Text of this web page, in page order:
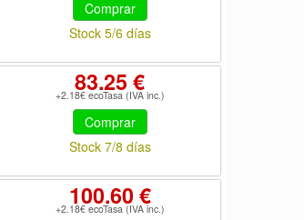
Comprar
Stock 5/6 días
83.25 €
+2.18€ ecoTasa (IVA inc.)
Comprar
Stock 7/8 días
100.60 €
+2.18€ ecoTasa (IVA inc.)